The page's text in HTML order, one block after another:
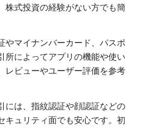
株式投資の経験がない方でも簡
やマイナンバーカード、パスポ
所によってアプリの機能や使い
レビューやユーザー評価を参考
には、指紋認証や顔認証などの
キュリティ面でも安心です。初